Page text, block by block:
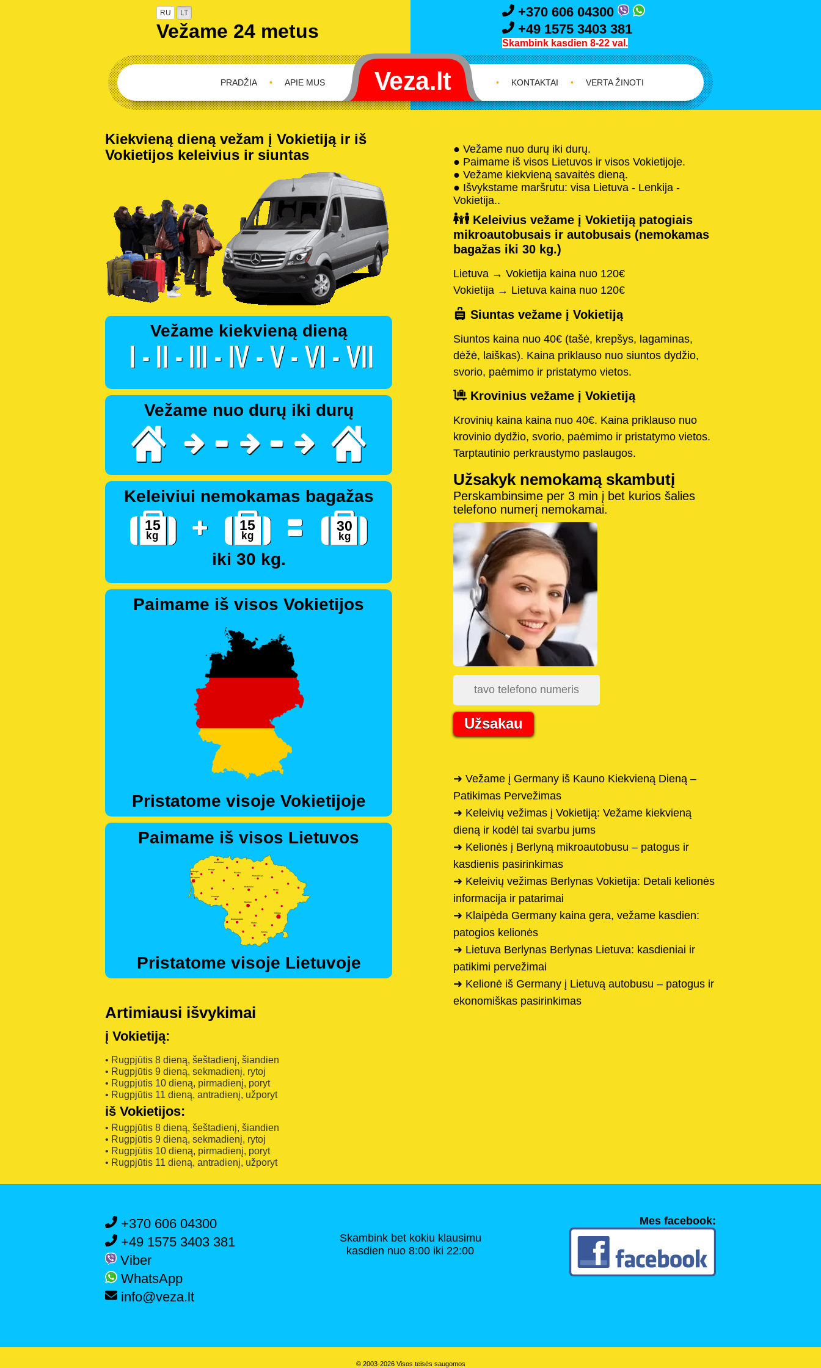
RU LT
Vežame 24 metus
+370 606 04300
+49 1575 3403 381
Skambink kasdien 8-22 val.
APIE MUS
•
PRADŽIA • KONTAKTAI • VERTA ŽINOTI
Kiekvieną dieną vežam į Vokietiją ir iš
Vokietijos keleivius ir siuntas
Vežame kiekvieną dieną
Vežame nuo durų iki durų
Keleiviui nemokamas bagažas
iki 30 kg.
Paimame iš visos Vokietijos
Pristatome visoje Vokietijoje
Paimame iš visos Lietuvos
Pristatome visoje Lietuvoje
Artimiausi išvykimai
į Vokietiją:
• Rugpjūtis 8 dieną, šeštadienį, šiandien
• Rugpjūtis 9 dieną, sekmadienį, rytoj
• Rugpjūtis 10 dieną, pirmadienį, poryt
• Rugpjūtis 11 dieną, antradienį, užporyt
iš Vokietijos:
• Rugpjūtis 8 dieną, šeštadienį, šiandien
• Rugpjūtis 9 dieną, sekmadienį, rytoj
• Rugpjūtis 10 dieną, pirmadienį, poryt
• Rugpjūtis 11 dieną, antradienį, užporyt
● Vežame nuo durų iki durų.
● Paimame iš visos Lietuvos ir visos Vokietijoje.
● Vežame kiekvieną savaitės dieną.
● Išvykstame maršrutu: visa Lietuva - Lenkija -
Vokietija..
Keleivius vežame į Vokietiją patogiais
mikroautobusais ir autobusais (nemokamas
bagažas iki 30 kg.)
Lietuva → Vokietija kaina nuo 120€
Vokietija → Lietuva kaina nuo 120€
Siuntas vežame į Vokietiją
Siuntos kaina nuo 40€ (tašė, krepšys, lagaminas,
dėžė, laiškas). Kaina priklauso nuo siuntos dydžio,
svorio, paėmimo ir pristatymo vietos.
Krovinius vežame į Vokietiją
Krovinių kaina kaina nuo 40€. Kaina priklauso nuo
krovinio dydžio, svorio, paėmimo ir pristatymo vietos.
Tarptautinio perkraustymo paslaugos.
Užsakyk nemokamą skambutį
Perskambinsime per 3 min į bet kurios šalies
telefono numerį nemokamai.
Užsakau
➜ Vežame į Germany iš Kauno Kiekvieną Dieną –
Patikimas Pervežimas
➜ Keleivių vežimas į Vokietiją: Vežame kiekvieną
dieną ir kodėl tai svarbu jums
➜ Kelionės į Berlyną mikroautobusu – patogus ir
kasdienis pasirinkimas
➜ Keleivių vežimas Berlynas Vokietija: Detali kelionės
informacija ir patarimai
➜ Klaipėda Germany kaina gera, vežame kasdien:
patogios kelionės
➜ Lietuva Berlynas Berlynas Lietuva: kasdieniai ir
patikimi pervežimai
➜ Kelionė iš Germany į Lietuvą autobusu – patogus ir
ekonomiškas pasirinkimas
+370 606 04300
+49 1575 3403 381
Viber
WhatsApp
info@veza.lt
Skambink bet kokiu klausimu
kasdien nuo 8:00 iki 22:00
Mes facebook:
© 2003-2026 Visos teisės saugomos